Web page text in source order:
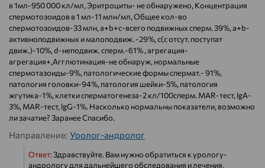
в 1мл-950 000 кл/мл, Эритроциты- не обнаружено, Концентрация
спермотозоидов в 1 мл-11 млн/мл, Общее кол-во
спермотозоидов-33 млн, a+b+c-всего подвижных сперм. 39%, a+b-
активноподвижных и малоподвиж. -29%, с(с отсут. поступат
движ.)-10%, d-неподвиж. сперм.-61% , агрегация-
агрегация+,Агглютинация-не обнаруж, нормальные
спермотазоиды-9%, патологические формы спермат.- 91%,
патология головки-94%, патология шейки-5%, патология
жгутика-1%, клетки сперматогенеза-2 кл/100сперм. MAR-тест, lgA-
3%, MAR-тест, lgG-1%. Насколько нормальны показатели, возможно
ли зачатие? Заранее Спасибо.
Направление: Уролог-андролог
Ответ:Здравствуйте. Вам нужно обратиться к урологу-
андрологу для дальнейшего обследования и лечения,